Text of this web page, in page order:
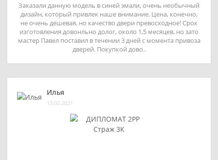
Заказали данную модель в синей эмали, очень необычный
дизайн, который привлек наше внимание. Цена, конечно,
не очень дешевая, но качество двери превосходное! Срок
изготовления довонльно долог, около 1,5 месяцев, но зато
мастер Павел поставил в течении 3 дней с момента привоза
дверей. Покупкой дово..
Илья
13.02.2021